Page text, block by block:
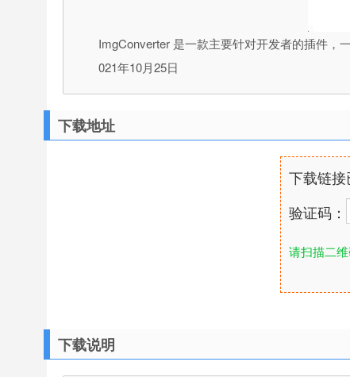
ImgConverter 是一款主要针对开发者的插件，
021年10月25日
下载地址
下载链
验证码：
请扫描二
下载说明